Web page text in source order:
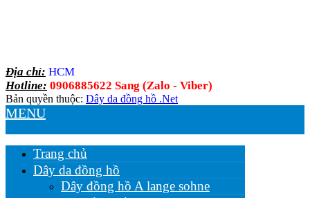
Địa chỉ: HCM
Hotline: 0906885622 Sang (Zalo - Viber)
Bản quyền thuộc: Dây da đồng hồ .Net
MENU
Trang chủ
Dây da đồng hồ
Dây đồng hồ A lange sohne